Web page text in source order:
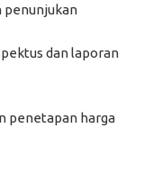
penunjukan
dan laporan
penetapan harga